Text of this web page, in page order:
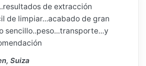
de extracción
de limpiar...acabado de gran
sencillo..peso...transporte...y
Suiza